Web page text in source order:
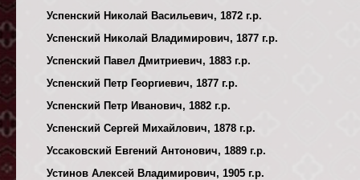
Успенский Николай Васильевич, 1872 г.р.
Успенский Николай Владимирович, 1877 г.р.
Успенский Павел Дмитриевич, 1883 г.р.
Успенский Петр Георгиевич, 1877 г.р.
Успенский Петр Иванович, 1882 г.р.
Успенский Сергей Михайлович, 1878 г.р.
Уссаковский Евгений Антонович, 1889 г.р.
Устинов Алексей Владимирович, 1905 г.р.